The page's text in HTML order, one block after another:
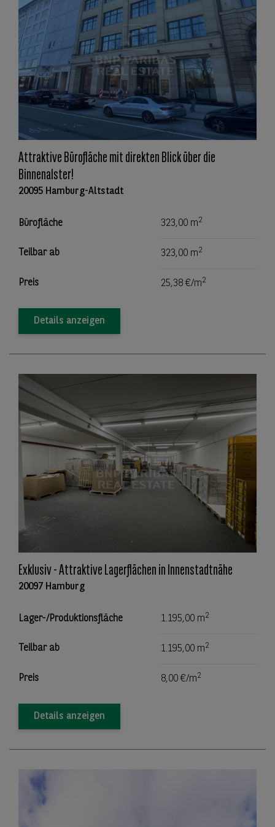
Attraktive Bürofläche mit direkten Blick über die
Binnenalster!
20095 Hamburg-Altstadt
Bürofläche 323,00 m2
Teilbar ab 323,00 m2
Preis 25,38 €/m2
Details anzeigen
Exklusiv - Attraktive Lagerflächen in Innenstadtnähe
20097 Hamburg
Lager-/Produktionsfläche 1.195,00 m2
Teilbar ab 1.195,00 m2
Preis 8,00 €/m2
Details anzeigen